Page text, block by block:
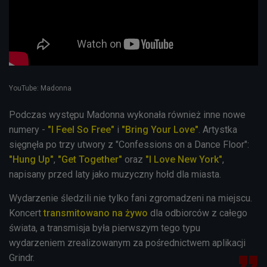
YouTube: Madonna
Podczas występu Madonna wykonała również inne nowe
numery - "I Feel So Free" i "Bring Your Love". Artystka
sięgnęła po trzy utwory z "Confessions on a Dance Floor":
"Hung Up", "Get Together" oraz "I Love New York",
napisany przed laty jako muzyczny hołd dla miasta.
Wydarzenie śledzili nie tylko fani zgromadzeni na miejscu.
Koncerttransmitowano na żywo dla odbiorców z całego
świata, a transmisja była pierwszym tego typu
wydarzeniem zrealizowanym za pośrednictwem aplikacji
Grindr.